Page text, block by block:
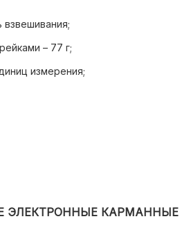
взвешивания;
– 77 г;
измерения;
прочные материалы.
ЭЛЕКТРОННЫЕ КАРМАННЫЕ